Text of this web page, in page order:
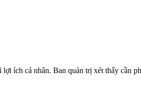
ích cá nhân. Ban quản trị xét thấy cần